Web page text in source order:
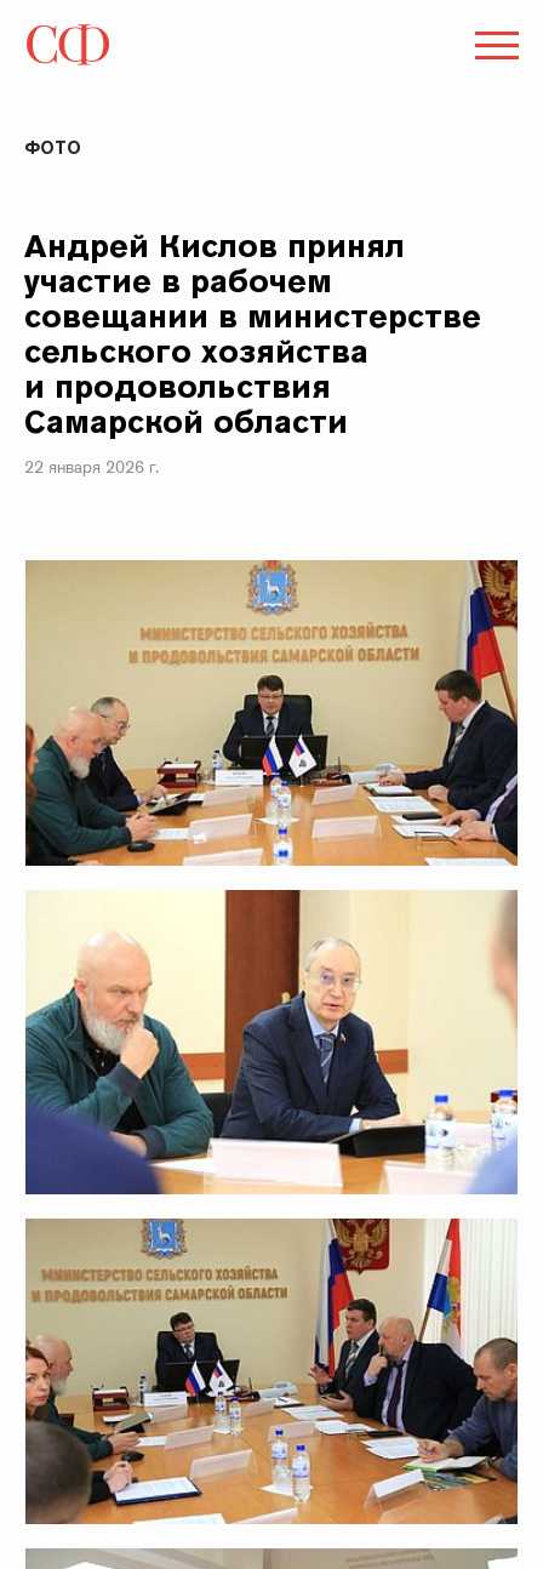
ФОТО
Андрей Кислов принял
участие в рабочем
совещании в министерстве
сельского хозяйства
и продовольствия
Самарской области
22 января 2026 г.